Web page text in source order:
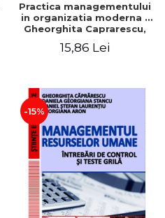
Practica managementului
in organizatia moderna -
Gheorghita Caprarescu,
Georgiana Aron
15,86 Lei
-15%